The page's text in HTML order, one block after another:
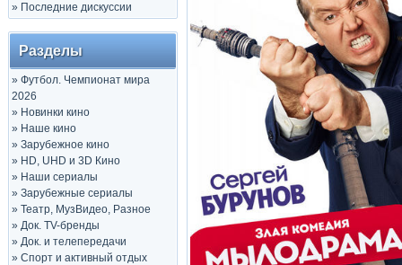
» Последние дискуссии
Разделы
» Футбол. Чемпионат мира
2026
» Новинки кино
» Наше кино
» Зарубежное кино
» HD, UHD и 3D Кино
» Наши сериалы
» Зарубежные сериалы
» Театр, МузВидео, Разное
» Док. TV-бренды
» Док. и телепередачи
» Спорт и активный отдых